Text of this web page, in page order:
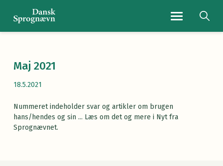
Navigationsmenu
Maj 2021
18.5.2021
Nummeret indeholder svar og artikler om brugen
hans/hendes og sin ... Læs om det og mere i Nyt fra
Sprognævnet.